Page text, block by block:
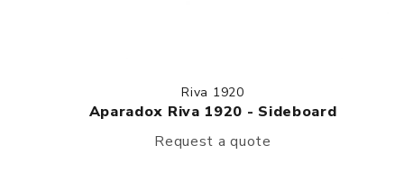
Riva 1920
Aparadox Riva 1920 - Sideboard
Request a quote